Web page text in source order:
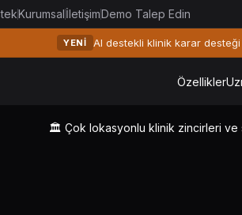
KurumsalİletişimDemo Talep Edin
YENI AI destekli klinik karar desteği
Özellikler
🏛️ Çok lokasyonlu klinik zincirleri ve